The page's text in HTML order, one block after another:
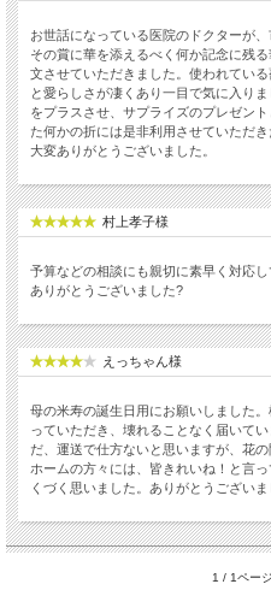
お世話になっている医院のドクターが
その賞に華を添えるべく何か記念に残
文させていただきました。使われてい
と愛らしさが凄くあり一目で気に入り
をプラスさせ、サプライズのプレゼン
た何かの折には是非利用させていただき
大変ありがとうございました。
村上孝子様
予算などの相談にも親切に素早く対応
ありがとうございました?
えっちゃん様
母の米寿の誕生日用にお願いしました
っていただき、壊れることなく届いて
だ、運送で仕方ないと思いますが、花
ホームの方々には、皆きれいね！と言
くづく思いました。ありがとうございま
1 / 1ペー